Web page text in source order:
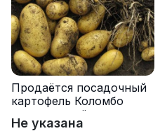
Продаётся посадочный
картофель Коломбо
оптом от трёх тонн
Не указана